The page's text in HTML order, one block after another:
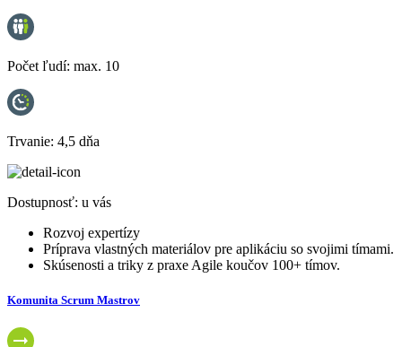
Počet ľudí: max. 10
Trvanie: 4,5 dňa
Dostupnosť: u vás
Rozvoj expertízy
Príprava vlastných materiálov pre aplikáciu so svojimi tímami.
Skúsenosti a triky z praxe Agile koučov 100+ tímov.
Komunita Scrum Mastrov